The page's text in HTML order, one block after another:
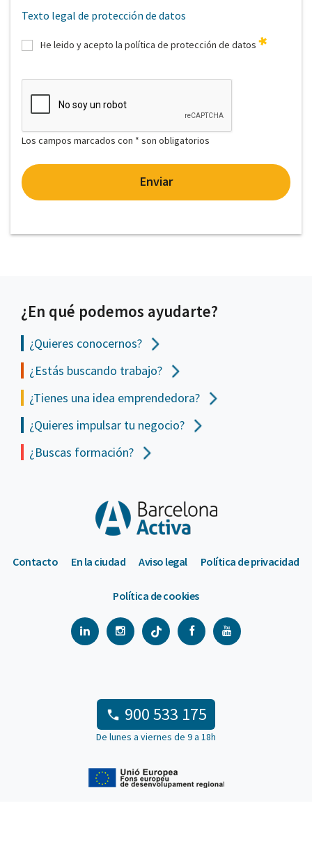
Texto legal de protección de datos
He leido y acepto la política de protección de datos
Los campos marcados con * son obligatorios
Enviar
¿En qué podemos ayudarte?
¿Quieres conocernos?
¿Estás buscando trabajo?
¿Tienes una idea emprendedora?
¿Quieres impulsar tu negocio?
¿Buscas formación?
Contacto En la ciudad Aviso legal Política de privacidad
Política de cookies
900 533 175
De lunes a viernes de 9 a 18h